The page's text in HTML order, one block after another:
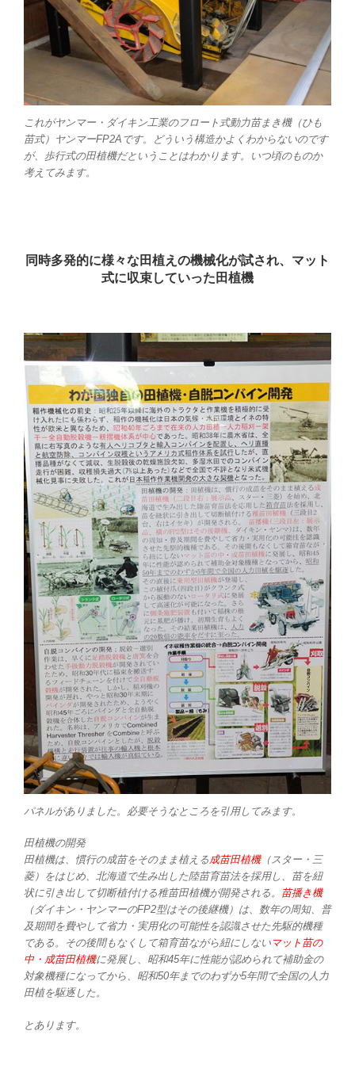
これがヤンマー・ダイキン工業のフロート式動力苗まき機（ひも
苗式）ヤンマーFP2Aです。どういう構造かよくわからないのです
が、歩行式の田植機だということはわかります。いつ頃のものか
考えてみます。
同時多発的に様々な田植えの機械化が試され、マット
式に収束していった田植機
パネルがありました。必要そうなところを引用してみます。
田植機の開発
田植機は、慣行の成苗をそのまま植える成苗田植機（スター・三
菱）をはじめ、北海道で生み出した陸苗育苗法を採用し、苗を紐
状に引き出して切断植付ける稚苗田植機が開発される。 苗播き機
（ダイキン・ヤンマーのFP2型はその後継機）は、数年の周知、普
及期間を費やして省力・実用化の可能性を認識させた先駆的機種
である。その後間もなくして箱育苗ながら紐にしないマット苗の
中・成苗田植機に発展し、昭和45年に性能が認められて補助金の
対象機種になってから、昭和50年までのわずか5年間で全国の人力
田植を駆逐した。
とあります。